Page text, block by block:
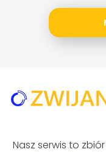
Nasz serwis to